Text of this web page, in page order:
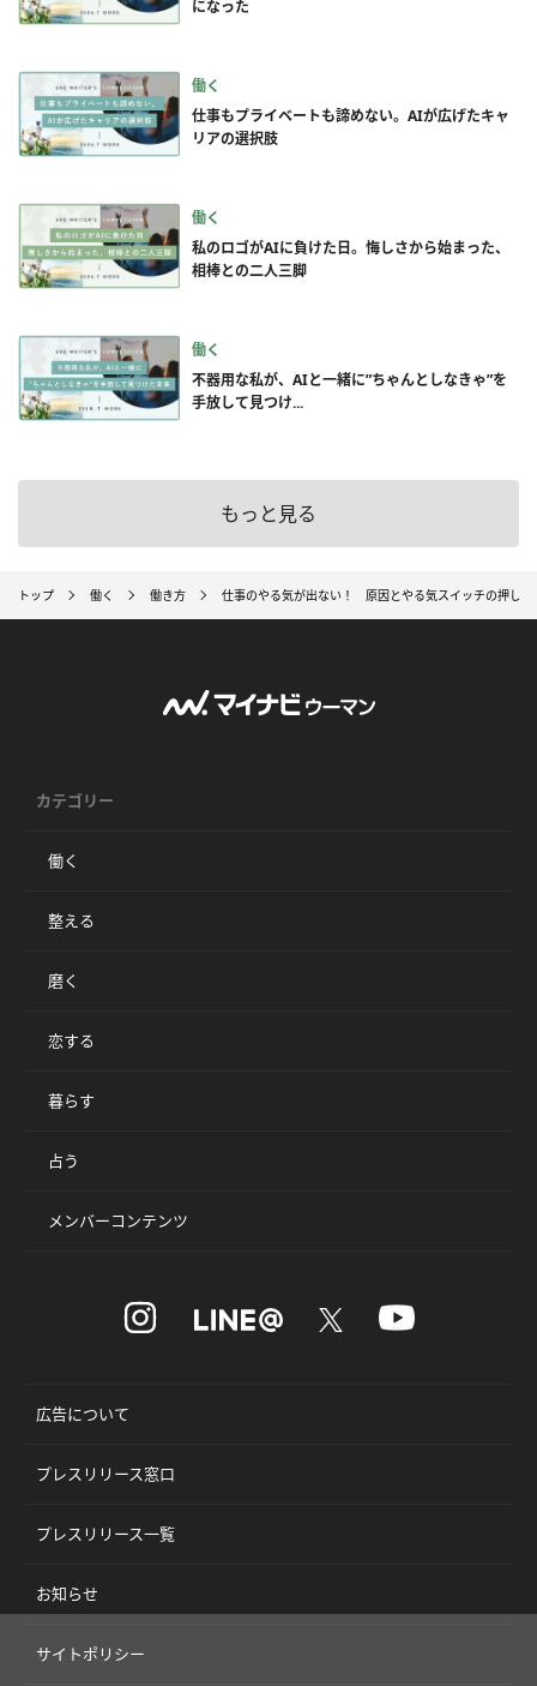
になった
働く
仕事もプライベートも諦めない。AIが広げたキャ
リアの選択肢
働く
私のロゴがAIに負けた日。悔しさから始まった、
相棒との二人三脚
働く
不器用な私が、AIと一緒に”ちゃんとしなきゃ”を
手放して見つけ...
もっと見る
トップ 働く 働き方 仕事のやる気が出ない！ 原因とやる気スイッチの押し方
カテゴリー
働く
整える
磨く
恋する
暮らす
占う
メンバーコンテンツ
広告について
プレスリリース窓口
プレスリリース一覧
お知らせ
サイトポリシー